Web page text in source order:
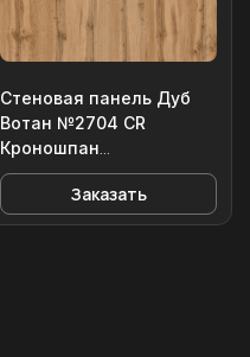
Стеновая панель Дуб
Вотан №2704 CR
Кроношпан
3050*600/6мм
Заказать